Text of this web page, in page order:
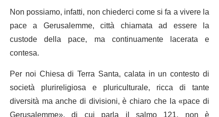
Non possiamo, infatti, non chiederci come si fa a vivere la
pace a Gerusalemme, città chiamata ad essere la
custode della pace, ma continuamente lacerata e
contesa.
Per noi Chiesa di Terra Santa, calata in un contesto di
società plurireligiosa e pluriculturale, ricca di tante
diversità ma anche di divisioni, è chiaro che la «pace di